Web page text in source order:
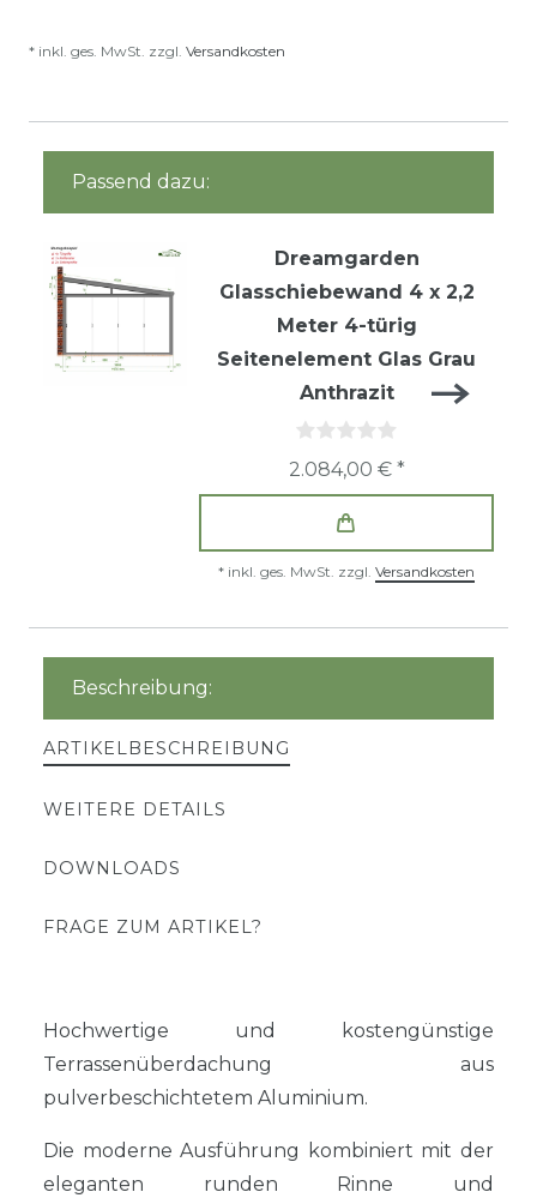
* inkl. ges. MwSt. zzgl. Versandkosten
Passend dazu:
Dreamgarden
Glasschiebewand 4 x 2,2
Meter 4-türig
Seitenelement Glas Grau
Anthrazit
2.084,00 € *
* inkl. ges. MwSt. zzgl. Versandkosten
Beschreibung:
ARTIKELBESCHREIBUNG
WEITERE DETAILS
DOWNLOADS
FRAGE ZUM ARTIKEL?
Hochwertige und kostengünstige
Terrassenüberdachung aus
pulverbeschichtetem Aluminium.
Die moderne Ausführung kombiniert mit der
eleganten runden Rinne und